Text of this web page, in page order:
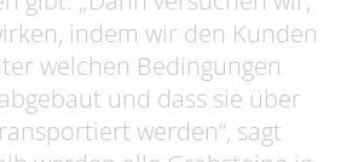
indem wir den Kunden
welchen Bedingungen
und dass sie über
werden“, sagt